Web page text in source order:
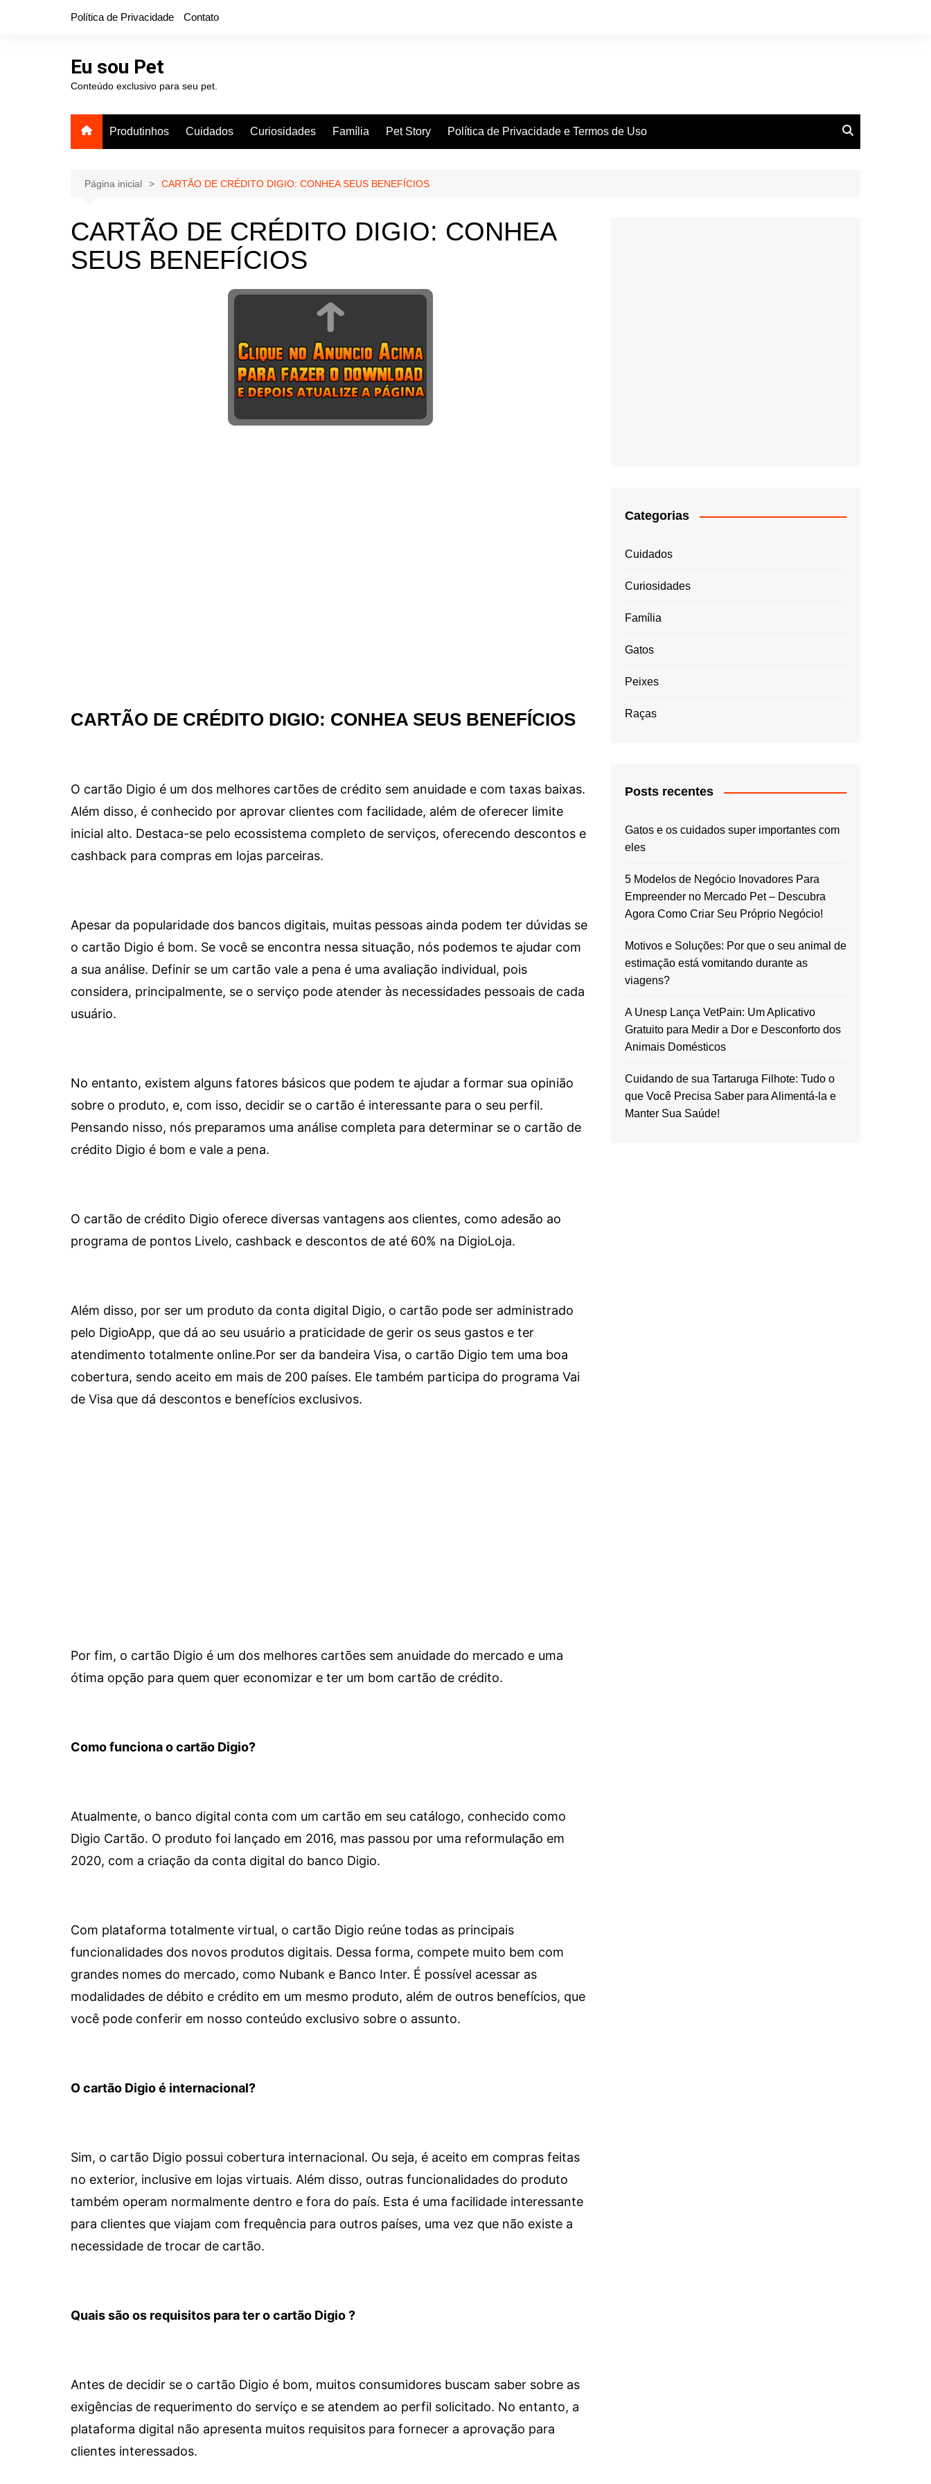
Política de Privacidade Contato
Eu sou Pet
Conteúdo exclusivo para seu pet.
Produtinhos Cuidados Curiosidades Família Pet Story Política de Privacidade e Termos de Uso
Página inicial CARTÃO DE CRÉDITO DIGIO: CONHEA SEUS BENEFÍCIOS
CARTÃO DE CRÉDITO DIGIO: CONHEA
SEUS BENEFÍCIOS
CARTÃO DE CRÉDITO DIGIO: CONHEA SEUS BENEFÍCIOS
O cartão Digio é um dos melhores cartões de crédito sem anuidade e com taxas baixas.
Além disso, é conhecido por aprovar clientes com facilidade, além de oferecer limite
inicial alto. Destaca-se pelo ecossistema completo de serviços, oferecendo descontos e
cashback para compras em lojas parceiras.
Apesar da popularidade dos bancos digitais, muitas pessoas ainda podem ter dúvidas se
o cartão Digio é bom. Se você se encontra nessa situação, nós podemos te ajudar com
a sua análise. Definir se um cartão vale a pena é uma avaliação individual, pois
considera, principalmente, se o serviço pode atender às necessidades pessoais de cada
usuário.
No entanto, existem alguns fatores básicos que podem te ajudar a formar sua opinião
sobre o produto, e, com isso, decidir se o cartão é interessante para o seu perfil.
Pensando nisso, nós preparamos uma análise completa para determinar se o cartão de
crédito Digio é bom e vale a pena.
O cartão de crédito Digio oferece diversas vantagens aos clientes, como adesão ao
programa de pontos Livelo, cashback e descontos de até 60% na DigioLoja.
Além disso, por ser um produto da conta digital Digio, o cartão pode ser administrado
pelo DigioApp, que dá ao seu usuário a praticidade de gerir os seus gastos e ter
atendimento totalmente online.Por ser da bandeira Visa, o cartão Digio tem uma boa
cobertura, sendo aceito em mais de 200 países. Ele também participa do programa Vai
de Visa que dá descontos e benefícios exclusivos.
Por fim, o cartão Digio é um dos melhores cartões sem anuidade do mercado e uma
ótima opção para quem quer economizar e ter um bom cartão de crédito.
Como funciona o cartão Digio?
Atualmente, o banco digital conta com um cartão em seu catálogo, conhecido como
Digio Cartão. O produto foi lançado em 2016, mas passou por uma reformulação em
2020, com a criação da conta digital do banco Digio.
Com plataforma totalmente virtual, o cartão Digio reúne todas as principais
funcionalidades dos novos produtos digitais. Dessa forma, compete muito bem com
grandes nomes do mercado, como Nubank e Banco Inter. É possível acessar as
modalidades de débito e crédito em um mesmo produto, além de outros benefícios, que
você pode conferir em nosso conteúdo exclusivo sobre o assunto.
O cartão Digio é internacional?
Sim, o cartão Digio possui cobertura internacional. Ou seja, é aceito em compras feitas
no exterior, inclusive em lojas virtuais. Além disso, outras funcionalidades do produto
também operam normalmente dentro e fora do país. Esta é uma facilidade interessante
para clientes que viajam com frequência para outros países, uma vez que não existe a
necessidade de trocar de cartão.
Quais são os requisitos para ter o cartão Digio ?
Antes de decidir se o cartão Digio é bom, muitos consumidores buscam saber sobre as
exigências de requerimento do serviço e se atendem ao perfil solicitado. No entanto, a
plataforma digital não apresenta muitos requisitos para fornecer a aprovação para
clientes interessados.
Categorias
Cuidados
Curiosidades
Família
Gatos
Peixes
Raças
Posts recentes
Gatos e os cuidados super importantes com
eles
5 Modelos de Negócio Inovadores Para
Empreender no Mercado Pet – Descubra
Agora Como Criar Seu Próprio Negócio!
Motivos e Soluções: Por que o seu animal de
estimação está vomitando durante as
viagens?
A Unesp Lança VetPain: Um Aplicativo
Gratuito para Medir a Dor e Desconforto dos
Animais Domésticos
Cuidando de sua Tartaruga Filhote: Tudo o
que Você Precisa Saber para Alimentá-la e
Manter Sua Saúde!